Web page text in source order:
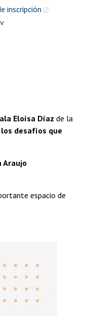
inscripción
Eloísa Díaz de la
desafíos que
Araujo
espacio de